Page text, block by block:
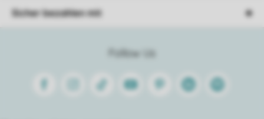
Follow Us
FacebookInstagram
Tiktok Youtube PinterestLinkedinSpotify
Sicher bezahlen mit